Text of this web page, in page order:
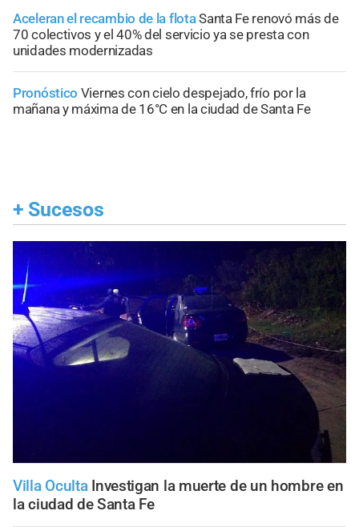
Aceleran el recambio de la flotaSanta Fe renovó más de
70 colectivos y el 40% del servicio ya se presta con
unidades modernizadas
Pronóstico Viernes con cielo despejado, frío por la
mañana y máxima de 16°C en la ciudad de Santa Fe
+ Sucesos
Villa Oculta Investigan la muerte de un hombre en
la ciudad de Santa Fe